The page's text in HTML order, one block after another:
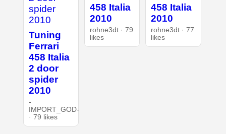
Tuning
Ferrari
458 Italia
2 door
spider
2010
-
IMPORT_GOD-
· 79 likes
458 Italia
2010
rohne3dt · 79
likes
458 Italia
2010
rohne3dt · 77
likes